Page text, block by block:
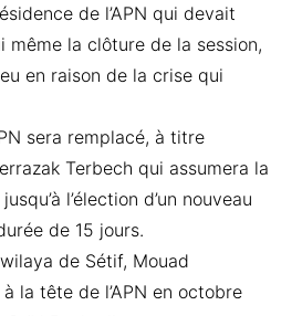
de l’APN qui devait
même la clôture de la session,
en raison de la crise qui
sera remplacé, à titre
Terbech qui assumera la
l’élection d’un nouveau
de 15 jours.
de Sétif, Mouad
la tête de l’APN en octobre